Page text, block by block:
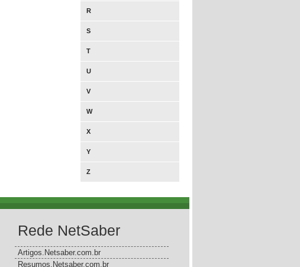
R
S
T
U
V
W
X
Y
Z
Rede NetSaber
Artigos.Netsaber.com.br
Resumos.Netsaber.com.br